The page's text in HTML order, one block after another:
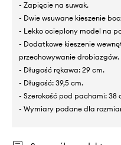
- Zapięcie na suwak.
- Dwie wsuwane kieszenie
- Lekko ocieplony model na
- Dodatkowe kieszenie
przechowywanie drobiazgów.
- Długość rękawa: 29 cm.
- Długość: 39,5 cm.
- Szerokość pod pachami: 38
- Wymiary podane dla